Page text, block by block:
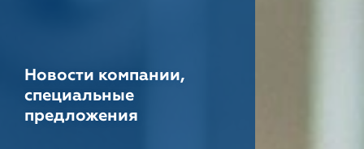
Новости компании,
специальные
предложения